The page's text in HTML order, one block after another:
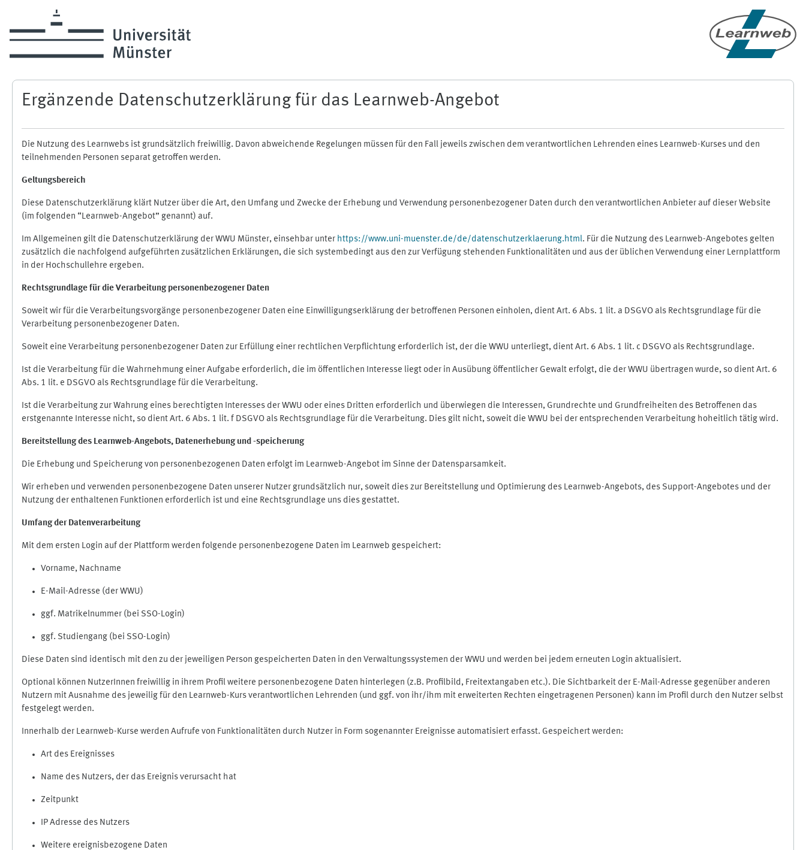
Ergänzende Datenschutzerklärung für das Learnweb-Angebot
Die Nutzung des Learnwebs ist grundsätzlich freiwillig. Davon abweichende Regelungen müssen für den Fall jeweils zwischen dem verantwortlichen Lehrenden eines Learnweb-Kurses und den
teilnehmenden Personen separat getroffen werden.
Geltungsbereich
Diese Datenschutzerklärung klärt Nutzer über die Art, den Umfang und Zwecke der Erhebung und Verwendung personenbezogener Daten durch den verantwortlichen Anbieter auf dieser Website
(im folgenden “Learnweb-Angebot” genannt) auf.
Im Allgemeinen gilt die Datenschutzerklärung der WWU Münster, einsehbar unter https://www.uni-muenster.de/de/datenschutzerklaerung.html. Für die Nutzung des Learnweb-Angebotes gelten
zusätzlich die nachfolgend aufgeführten zusätzlichen Erklärungen, die sich systembedingt aus den zur Verfügung stehenden Funktionalitäten und aus der üblichen Verwendung einer Lernplattform
in der Hochschullehre ergeben.
Rechtsgrundlage für die Verarbeitung personenbezogener Daten
Soweit wir für die Verarbeitungsvorgänge personenbezogener Daten eine Einwilligungserklärung der betroffenen Personen einholen, dient Art. 6 Abs. 1 lit. a DSGVO als Rechtsgrundlage für die
Verarbeitung personenbezogener Daten.
Soweit eine Verarbeitung personenbezogener Daten zur Erfüllung einer rechtlichen Verpflichtung erforderlich ist, der die WWU unterliegt, dient Art. 6 Abs. 1 lit. c DSGVO als Rechtsgrundlage.
Ist die Verarbeitung für die Wahrnehmung einer Aufgabe erforderlich, die im öffentlichen Interesse liegt oder in Ausübung öffentlicher Gewalt erfolgt, die der WWU übertragen wurde, so dient Art. 6
Abs. 1 lit. e DSGVO als Rechtsgrundlage für die Verarbeitung.
Ist die Verarbeitung zur Wahrung eines berechtigten Interesses der WWU oder eines Dritten erforderlich und überwiegen die Interessen, Grundrechte und Grundfreiheiten des Betroffenen das
erstgenannte Interesse nicht, so dient Art. 6 Abs. 1 lit. f DSGVO als Rechtsgrundlage für die Verarbeitung. Dies gilt nicht, soweit die WWU bei der entsprechenden Verarbeitung hoheitlich tätig wird.
Bereitstellung des Learnweb-Angebots, Datenerhebung und -speicherung
Die Erhebung und Speicherung von personenbezogenen Daten erfolgt im Learnweb-Angebot im Sinne der Datensparsamkeit.
Wir erheben und verwenden personenbezogene Daten unserer Nutzer grundsätzlich nur, soweit dies zur Bereitstellung und Optimierung des Learnweb-Angebots, des Support-Angebotes und der
Nutzung der enthaltenen Funktionen erforderlich ist und eine Rechtsgrundlage uns dies gestattet.
Umfang der Datenverarbeitung
Mit dem ersten Login auf der Plattform werden folgende personenbezogene Daten im Learnweb gespeichert:
Vorname, Nachname
E-Mail-Adresse (der WWU)
ggf. Matrikelnummer (bei SSO-Login)
ggf. Studiengang (bei SSO-Login)
Diese Daten sind identisch mit den zu der jeweiligen Person gespeicherten Daten in den Verwaltungssystemen der WWU und werden bei jedem erneuten Login aktualisiert.
Optional können NutzerInnen freiwillig in ihrem Profil weitere personenbezogene Daten hinterlegen (z.B. Profilbild, Freitextangaben etc.). Die Sichtbarkeit der E-Mail-Adresse gegenüber anderen
Nutzern mit Ausnahme des jeweilig für den Learnweb-Kurs verantwortlichen Lehrenden (und ggf. von ihr/ihm mit erweiterten Rechten eingetragenen Personen) kann im Profil durch den Nutzer selbst
festgelegt werden.
Innerhalb der Learnweb-Kurse werden Aufrufe von Funktionalitäten durch Nutzer in Form sogenannter Ereignisse automatisiert erfasst. Gespeichert werden:
Art des Ereignisses
Name des Nutzers, der das Ereignis verursacht hat
Zeitpunkt
IP Adresse des Nutzers
Weitere ereignisbezogene Daten